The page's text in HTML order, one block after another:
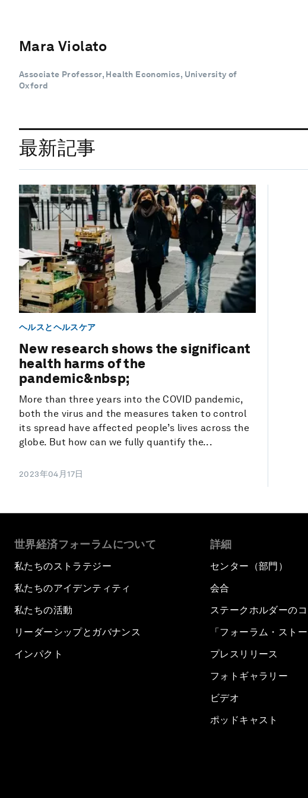
Mara Violato
Associate Professor, Health Economics, University of
Oxford
最新記事
ヘルスとヘルスケア
New research shows the significant
health harms of the
pandemic&nbsp;
More than three years into the COVID pandemic,
both the virus and the measures taken to control
its spread have affected people’s lives across the
globe. But how can we fully quantify the...
2023年04月17日
世界経済フォーラムについて
私たちのストラテジー
私たちのアイデンティティ
私たちの活動
リーダーシップとガバナンス
インパクト
詳細
センター（部門）
会合
ステークホルダーの
「フォーラム・ストー
プレスリリース
フォトギャラリー
ビデオ
ポッドキャスト